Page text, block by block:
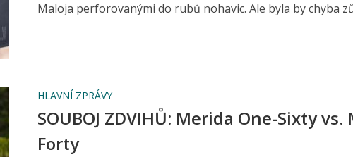
Maloja perforovanými do rubů nohavic. Ale byla by chyba
HLAVNÍ ZPRÁVY
SOUBOJ ZDVIHŮ: Merida One-Sixty
Forty